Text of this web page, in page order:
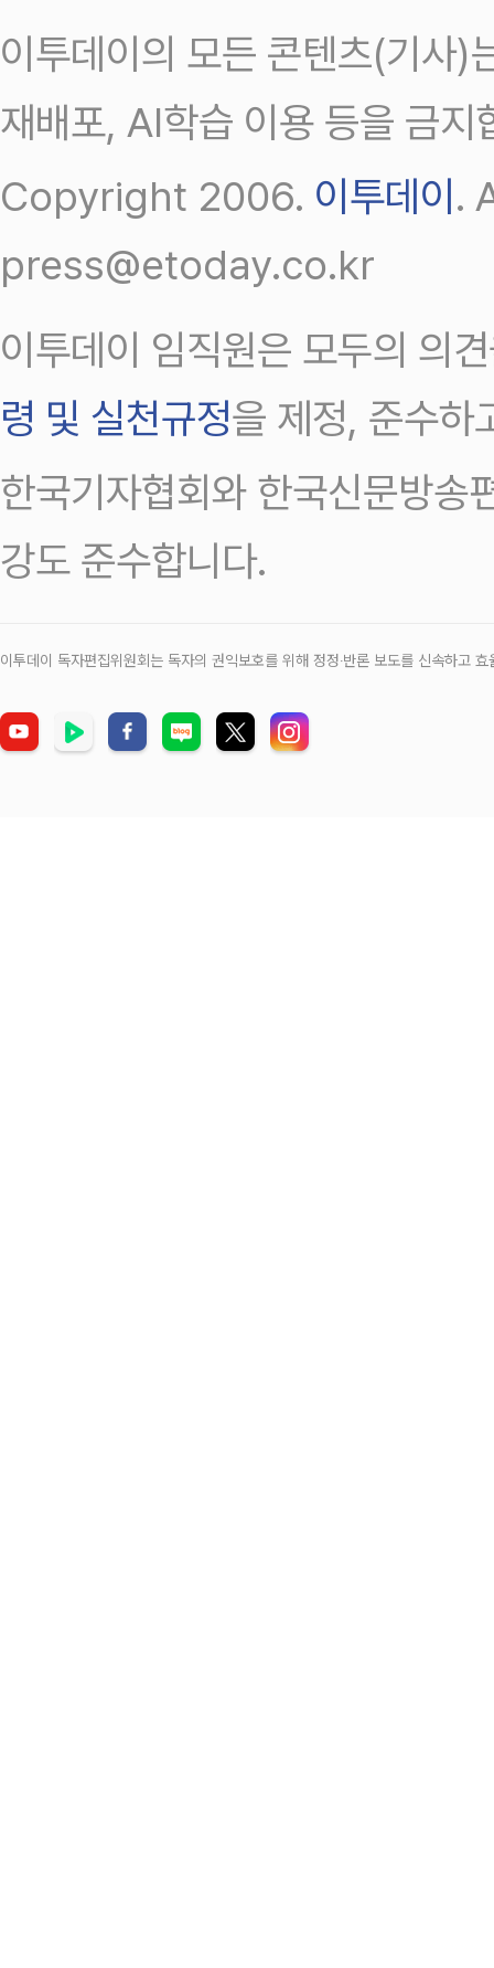
이투데이의 모든 콘텐츠(기사)
재배포, AI학습 이용 등을 금지
Copyright 2006. 이투데이.
press@etoday.co.kr
이투데이 임직원은 모두의 의
령 및 실천규정을 제정, 준수하
한국기자협회와 한국신문방송
강도 준수합니다.
이투데이 독자편집위원회는 독자의 권익보호를 위해 정정‧반론 보도를 신속하고